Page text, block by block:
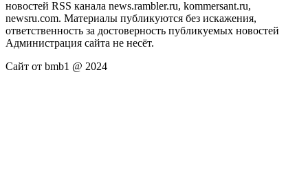
новостей RSS канала news.rambler.ru, kommersant.ru,
newsru.com. Материалы публикуются без искажения,
ответственность за достоверность публикуемых новостей
Администрация сайта не несёт.
Сайт от bmb1 @ 2024